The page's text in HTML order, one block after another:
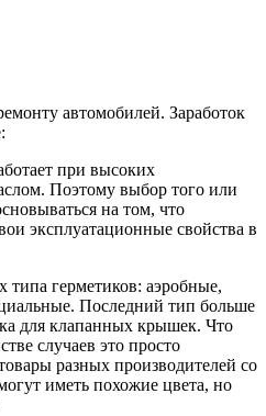
автомобилей. Заработок
при высоких
Поэтому выбор того или
на том, что
эксплуатационные свойства в
типа герметиков: аэробные,
Последний тип больше
для клапанных крышек. Что
случаев это просто
разных производителей со
иметь похожие цвета, но